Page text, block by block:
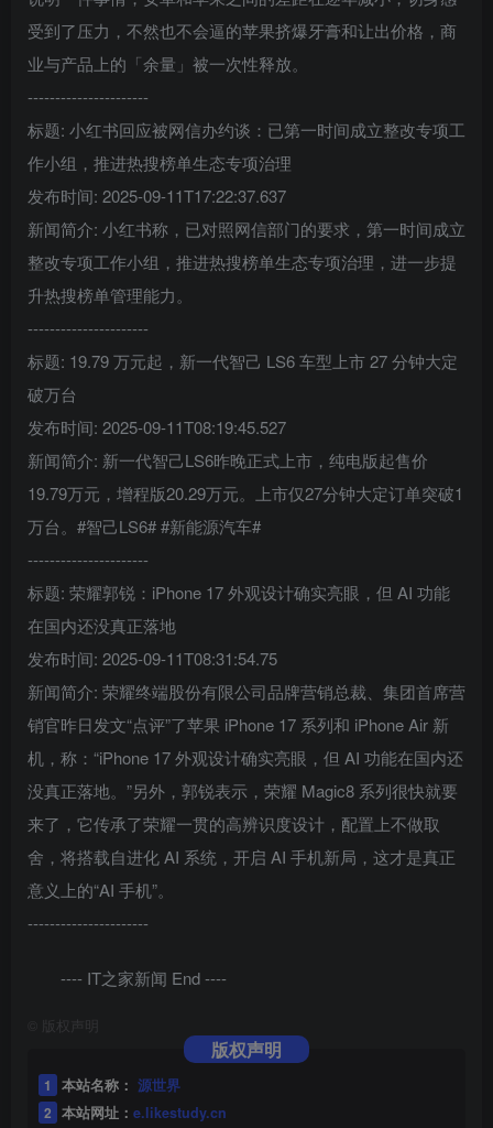
受到了压力，不然也不会逼的苹果挤爆牙膏和让出价格，商
业与产品上的「余量」被一次性释放。
----------------------
标题: 小红书回应被网信办约谈：已第一时间成立整改专项工
作小组，推进热搜榜单生态专项治理
发布时间: 2025-09-11T17:22:37.637
新闻简介: 小红书称，已对照网信部门的要求，第一时间成立
整改专项工作小组，推进热搜榜单生态专项治理，进一步提
升热搜榜单管理能力。
----------------------
标题: 19.79 万元起，新一代智己 LS6 车型上市 27 分钟大定
破万台
发布时间: 2025-09-11T08:19:45.527
新闻简介: 新一代智己LS6昨晚正式上市，纯电版起售价
19.79万元，增程版20.29万元。上市仅27分钟大定订单突破1
万台。#智己LS6# #新能源汽车#
----------------------
标题: 荣耀郭锐：iPhone 17 外观设计确实亮眼，但 AI 功能
在国内还没真正落地
发布时间: 2025-09-11T08:31:54.75
新闻简介: 荣耀终端股份有限公司品牌营销总裁、集团首席营
销官昨日发文“点评”了苹果 iPhone 17 系列和 iPhone Air 新
机，称：“iPhone 17 外观设计确实亮眼，但 AI 功能在国内还
没真正落地。”另外，郭锐表示，荣耀 Magic8 系列很快就要
来了，它传承了荣耀一贯的高辨识度设计，配置上不做取
舍，将搭载自进化 AI 系统，开启 AI 手机新局，这才是真正
意义上的“AI 手机”。
----------------------
---- IT之家新闻 End ----
版权声明
版权声明
1 本站名称： 源世界
2 本站网址： e.likestudy.cn